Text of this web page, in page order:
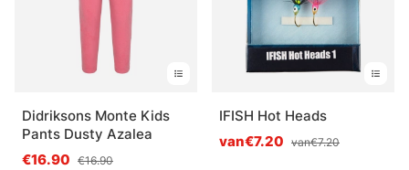
Didriksons Monte Kids
Pants Dusty Azalea
€16.90 €16.90
IFISH Hot Heads
van€7.20 van€7.20